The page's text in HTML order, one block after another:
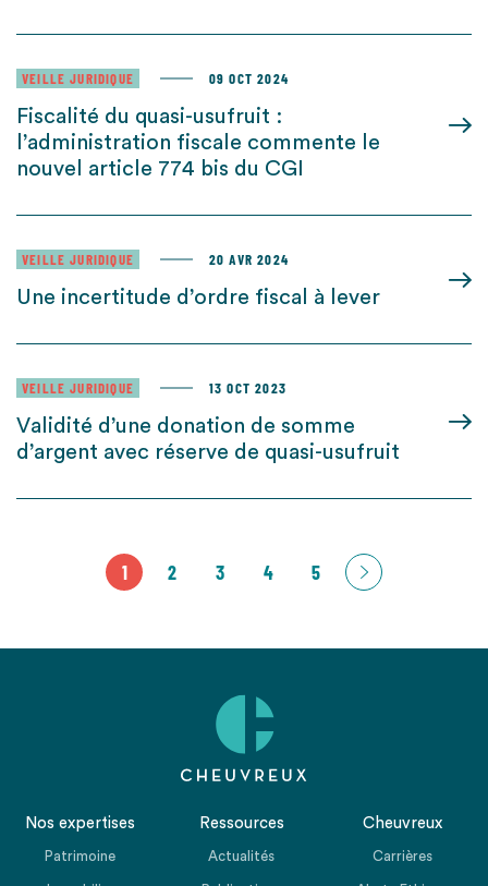
VEILLE JURIDIQUE 09 OCT 2024
Fiscalité du quasi-usufruit :
l’administration fiscale commente le
nouvel article 774 bis du CGI
VEILLE JURIDIQUE 20 AVR 2024
Une incertitude d’ordre fiscal à lever
VEILLE JURIDIQUE 13 OCT 2023
Validité d’une donation de somme
d’argent avec réserve de quasi-usufruit
1 2 3 4 5
Nos expertises
Patrimoine
Ressources
Actualités
Cheuvreux
Carrières